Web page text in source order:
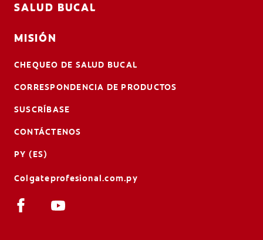
SALUD BUCAL
MISIÓN
CHEQUEO DE SALUD BUCAL
CORRESPONDENCIA DE PRODUCTOS
SUSCRÍBASE
CONTÁCTENOS
PY (ES)
Colgateprofesional.com.py